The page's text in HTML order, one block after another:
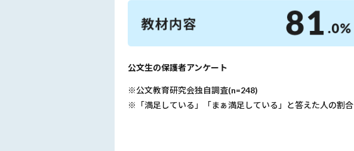
公文生の保護者アンケート
※公文教育研究会独自調査(n=248)
※「満足している」「まぁ満足している」と答えた人の割合